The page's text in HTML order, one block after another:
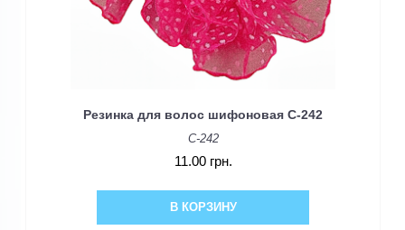
Резинка для волос шифоновая C-242
C-242
11.00 грн.
В КОРЗИНУ